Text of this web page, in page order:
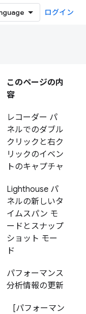
ログイン
このページの内
容
レコーダー パ
ネルでのダブル
クリックと右ク
リックのイベン
トのキャプチャ
Lighthouse パ
ネルの新しいタ
イムスパン モ
ードとスナップ
ショット モー
ド
パフォーマンス
分析情報の更新
[パフォーマン